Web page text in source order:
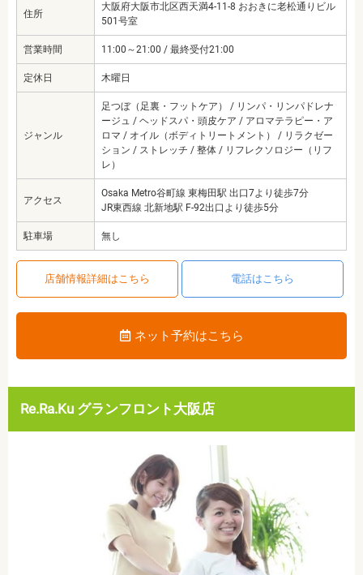
住所
大阪府大阪市北区西天満4-11-8 おおきに老松通りビル
501号室
営業時間 11:00～21:00 / 最終受付21:00
定休日 木曜日
ジャンル
足つぼ（足裏・フットケア） / リンパ・リンパドレナ
ージュ / ヘッドスパ・頭皮ケア / アロマテラピー・ア
ロマ / オイル（ボディトリートメント） / リラクゼー
ション / ストレッチ / 整体 / リフレクソロジー（リフ
レ）
アクセス
Osaka Metro谷町線 東梅田駅 出口7より徒歩7分
JR東西線 北新地駅 F-92出口より徒歩5分
駐車場 無し
店舗情報詳細はこちら 電話はこちら
ネット予約はこちら
Re.Ra.Ku グランフロント大阪店